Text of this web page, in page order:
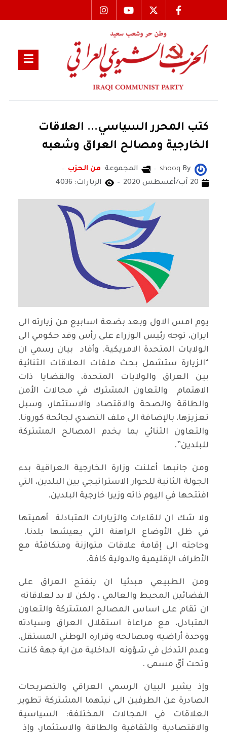
كتب المحرر السياسي... العلاقات
الخارجية ومصالح العراق وشعبه
By
shooq المجموعة: من الحزب
20 آب/أغسطس 2020
الزيارات: 4036
يوم امس الاول وبعد بضعة اسابيع من زيارته الى
ايران، توجه رئيس الوزراء على رأس وفد حكومي الى
الولايات المتحدة الامريكية. وأفاد بيان رسمي ان
“الزيارة ستشمل بحث ملفات العلاقات الثنائية
بين العراق والولايات المتحدة، والقضايا ذات
الاهتمام والتعاون المشترك في مجالات الأمن
والطاقة والصحة والاقتصاد والاستثمار، وسبل
تعزيزها، بالإضافة الى ملف التصدي لجائحة كورونا،
والتعاون الثنائي بما يخدم المصالح المشتركة
للبلدين”.
ومن جانبها أعلنت وزارة الخارجية العراقية بدء
الجولة الثانية للحوار الاستراتيجي بين البلدين، التي
افتتحها في اليوم ذاته وزيرا خارجية البلدين.
ولا شك ان للقاءات والزيارات المتبادلة أهميتها
في ظل الأوضاع الراهنة التي يعيشها بلدنا،
وحاجته الى إقامة علاقات متوازنة ومتكافئة مع
الأطراف الإقليمية والدولية كافة.
ومن الطبيعي مبدئيا ان ينفتح العراق على
الفضائين المحيط والعالمي ، ولكن لا بد لعلاقاته
ان تقام على اساس المصالح المشتركة والتعاون
المتبادل، مع مراعاة استقلال العراق وسيادته
ووحدة أراضيه ومصالحه وقراره الوطني المستقل،
وعدم التدخل في شؤونه الداخلية من اية جهة كانت
وتحت أيّ مسمى .
وإذ يشير البيان الرسمي العراقي والتصريحات
الصادرة عن الطرفين الى نيتهما المشتركة تطوير
العلاقات في المجالات المختلفة: السياسية
والاقتصادية والثقافية والطاقة والاستثمار، وإذ